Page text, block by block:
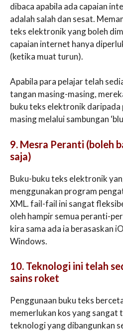
dibaca apabila ada capaian
adalah salah dan sesat.
teks elektronik yang boleh
capaian internet hanya
(ketika muat turun).
Apabila para pelajar telah
tangan masing-masing,
buku teks elektronik
masing melalui sambungan
9. Mesra Peranti (boleh
saja)
Buku-buku teks elektronik
menggunakan program
XML. fail-fail ini sangat
oleh hampir semua peranti-
kira sama ada ia berasaskan
Windows.
10. Teknologi ini telah
sains roket
Penggunaan buku teks
memerlukan kos yang sangat
teknologi yang dibangunkan